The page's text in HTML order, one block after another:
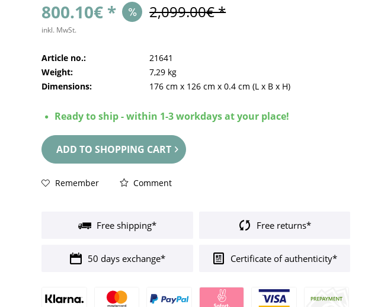
800.10€ * 2,099.00€ *
inkl. MwSt.
Article no.:
21641
Weight:
7,29 kg
Dimensions:
176 cm x 126 cm x0.4 cm (L x B x H)
Ready to ship - within 1-3 workdays at your place!
ADD TO SHOPPING CART
Remember Comment
Free shipping* Free returns*
50 days exchange* Certificate of authenticity*